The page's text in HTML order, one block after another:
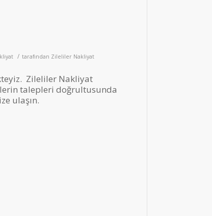
/ tarafından Zileliler Nakliyat
Zileliler Nakliyat
talepleri doğrultusunda
ulaşın.